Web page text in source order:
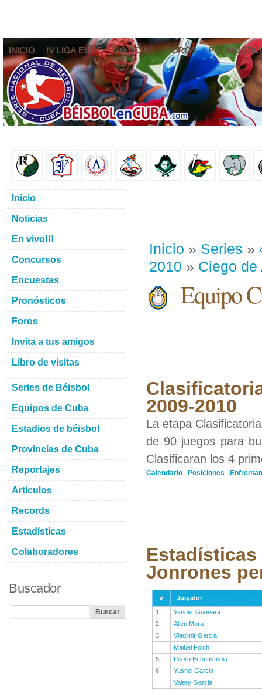
INICIO IV LIGA ELITE NOTICIAS FOROS
Inicio » Series »
2010 » Ciego de
Equipo
2009-2010
La etapa
de 90 juegos para
Clasificaran los 4
Calendario | Posiciones |
Jonrones
#
Jugador
1
Yander Guevara
2
Alien Mora
3
Vladimir Garcia
Maikel Folch
5
Pedro Echemendia
6
Yusnel Garcia
Valery Garcia
Inicio
Noticias
En vivo!!!
Concursos
Encuestas
Pronósticos
Foros
Invita a tus amigos
Libro de visitas
Series de Béisbol
Equipos de Cuba
Estadios de béisbol
Provincias de Cuba
Reportajes
Artículos
Records
Estadísticas
Colaboradores
Buscador